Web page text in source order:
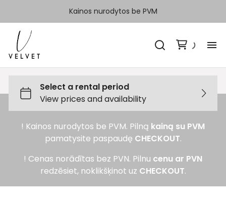
Kainos nurodytos be PVM
! Kainos nurodytos be PVM. Pilną kainą su PVM
pamatysite paspaudę CHECKOUT.
! Cenas norādītas bez PVN. Pilnu cenu ar PVN
redzēsiet, noklikšķinot uz CHECKOUT.